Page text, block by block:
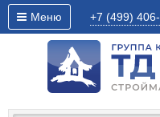
Меню +7 (499)